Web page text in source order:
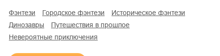
фэнтези городское фэнтези
историческое фэнтези
динозавры
путешествия в прошлое
невероятные приключения